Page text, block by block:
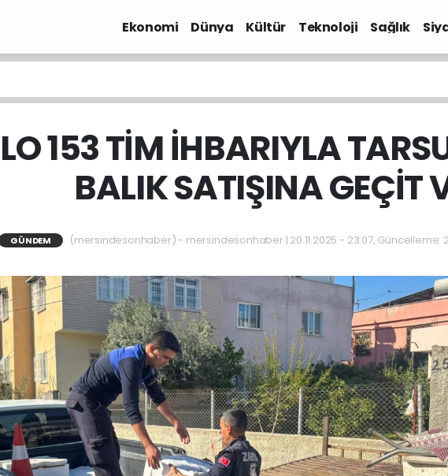
Ekonomi Dünya Kültür Teknoloji Sağlık
153 TİM İHBARIYLA
BALIK SATIŞINA GEÇİT
GÜNDEM (mersindesonhaber) - mersindesonhaber | 20.11.2025 - 23:07, Güncelleme: